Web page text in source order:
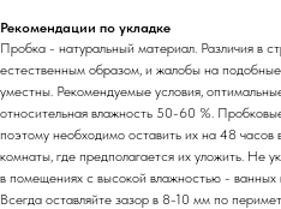
Рекомендации по укладке
Пробка - натуральный материал. Различия в
естественным образом, и жалобы на
уместны. Рекомендуемые условия,
относительная влажность 50-60 %.
поэтому необходимо оставить их на 48 часов
комнаты, где предполагается их уложить. Не
в помещениях с высокой влажностью -
Всегда оставляйте зазор в 8-10 мм по